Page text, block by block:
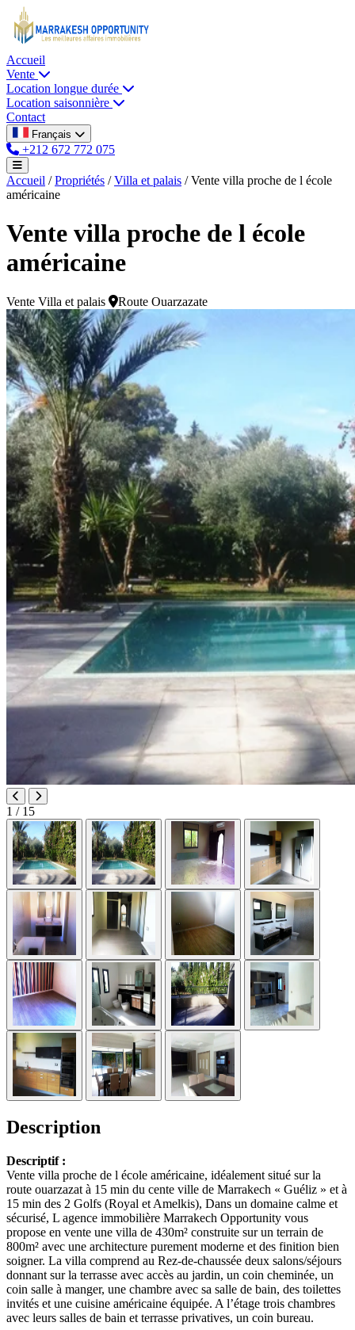
Accueil
Vente
Location longue durée
Location saisonnière
Contact
Français
+212 672 772 075
Accueil / Propriétés / Villa et palais / Vente villa proche de l école
américaine
Vente villa proche de l école
américaine
Vente Villa et palais Route Ouarzazate
1 / 15
Description
Descriptif :
Vente villa proche de l école américaine, idéalement situé sur la
route ouarzazat à 15 min du cente ville de Marrakech « Guéliz » et à
15 min des 2 Golfs (Royal et Amelkis), Dans un domaine calme et
sécurisé, L agence immobilière Marrakech Opportunity vous
propose en vente une villa de 430m² construite sur un terrain de
800m² avec une architecture purement moderne et des finition bien
soigner. La villa comprend au Rez-de-chaussée deux salons/séjours
donnant sur la terrasse avec accès au jardin, un coin cheminée, un
coin salle à manger, une chambre avec sa salle de bain, des toilettes
invités et une cuisine américaine équipée. A l’étage trois chambres
avec leurs salles de bain et terrasse privatives, un coin bureau.